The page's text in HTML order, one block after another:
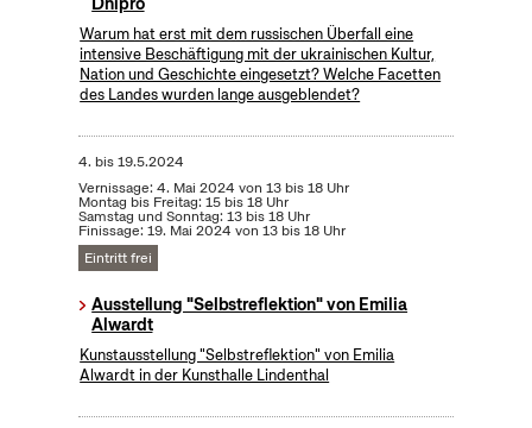
Warum hat erst mit dem russischen Überfall eine
intensive Beschäftigung mit der ukrainischen Kultur,
Nation und Geschichte eingesetzt? Welche Facetten
des Landes wurden lange ausgeblendet?
4. bis19.5.2024
Vernissage: 4. Mai 2024 von 13 bis 18 Uhr
Montag bis Freitag: 15 bis 18 Uhr
Samstag und Sonntag: 13 bis 18 Uhr
Finissage: 19. Mai 2024 von 13 bis 18 Uhr
Eintritt frei
Ausstellung "Selbstreflektion" von Emilia
Alwardt
Kunstausstellung "Selbstreflektion" von Emilia
Alwardt in der Kunsthalle Lindenthal